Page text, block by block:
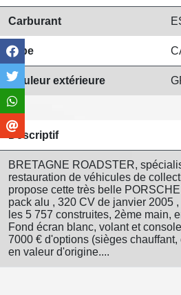
Carburant
Type
Couleur extérieure
Descriptif
BRETAGNE ROADSTER,
restauration de véhicules de
propose cette très belle
pack alu , 320 CV de janvier 2005
les 5 757 construites, 2ème main,
Fond écran blanc, volant et
7000 € d'options (sièges chauffant,
en valeur d'origine....